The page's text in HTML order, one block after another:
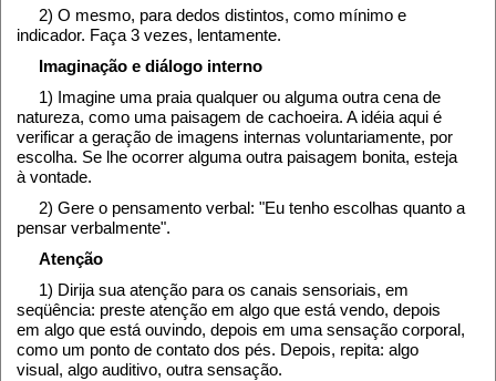
2) O mesmo, para dedos distintos, como mínimo e
indicador. Faça 3 vezes, lentamente.
Imaginação e diálogo interno
1) Imagine uma praia qualquer ou alguma outra cena de
natureza, como uma paisagem de cachoeira. A idéia aqui é
verificar a geração de imagens internas voluntariamente, por
escolha. Se lhe ocorrer alguma outra paisagem bonita, esteja
à vontade.
2) Gere o pensamento verbal: "Eu tenho escolhas quanto a
pensar verbalmente".
Atenção
1) Dirija sua atenção para os canais sensoriais, em
seqüência: preste atenção em algo que está vendo, depois
em algo que está ouvindo, depois em uma sensação corporal,
como um ponto de contato dos pés. Depois, repita: algo
visual, algo auditivo, outra sensação.